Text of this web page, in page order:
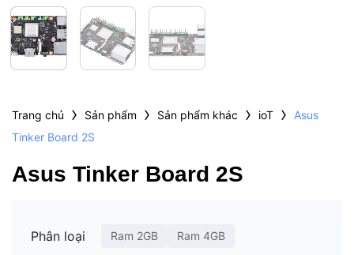
Trang chủ › Sản phẩm › Sản phẩm khác › ioT ›
Asus
Tinker Board 2S
Asus Tinker Board 2S
Phân loại Ram 2GB Ram 4GB